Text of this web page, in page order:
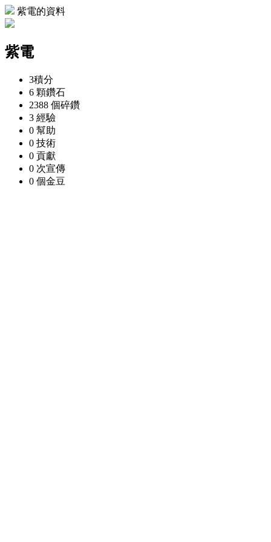
紫電的資料
紫電
3積分
6 顆鑽石
2388 個碎鑽
3 經驗
0 幫助
0 技術
0 貢獻
0 次宣傳
0 個金豆